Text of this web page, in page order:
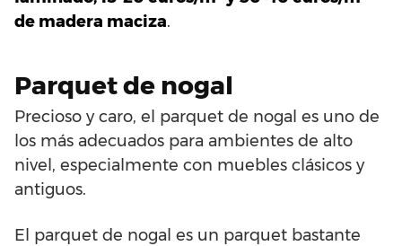
de madera maciza.
Parquet de nogal
Precioso y caro, el parquet de nogal es uno de
los más adecuados para ambientes de alto
nivel, especialmente con muebles clásicos y
antiguos.
El parquet de nogal es un parquet bastante